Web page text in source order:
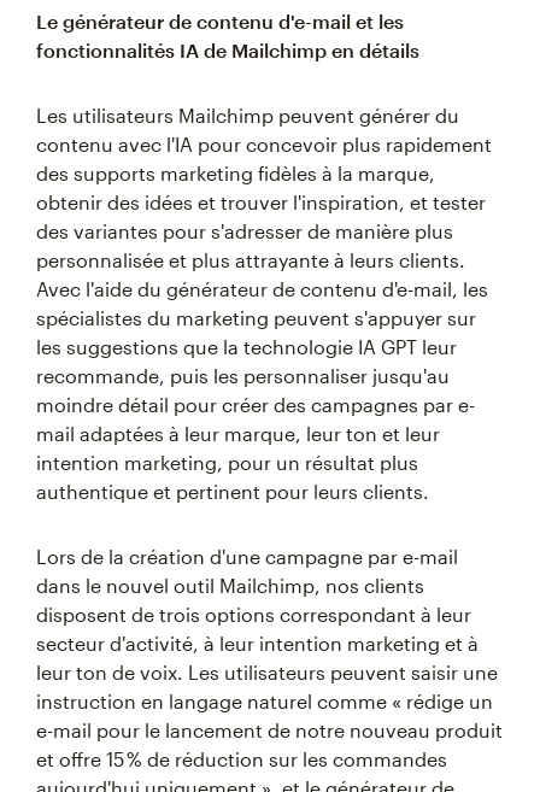
Le générateur de contenu d'e-mail et les
fonctionnalités IA de Mailchimp en détails
Les utilisateurs Mailchimp peuvent générer du
contenu avec l'IA pour concevoir plus rapidement
des supports marketing fidèles à la marque,
obtenir des idées et trouver l'inspiration, et tester
des variantes pour s'adresser de manière plus
personnalisée et plus attrayante à leurs clients.
Avec l'aide du générateur de contenu d'e-mail, les
spécialistes du marketing peuvent s'appuyer sur
les suggestions que la technologie IA GPT leur
recommande, puis les personnaliser jusqu'au
moindre détail pour créer des campagnes par e-
mail adaptées à leur marque, leur ton et leur
intention marketing, pour un résultat plus
authentique et pertinent pour leurs clients.
Lors de la création d'une campagne par e-mail
dans le nouvel outil Mailchimp, nos clients
disposent de trois options correspondant à leur
secteur d'activité, à leur intention marketing et à
leur ton de voix. Les utilisateurs peuvent saisir une
instruction en langage naturel comme « rédige un
e-mail pour le lancement de notre nouveau produit
et offre 15 % de réduction sur les commandes